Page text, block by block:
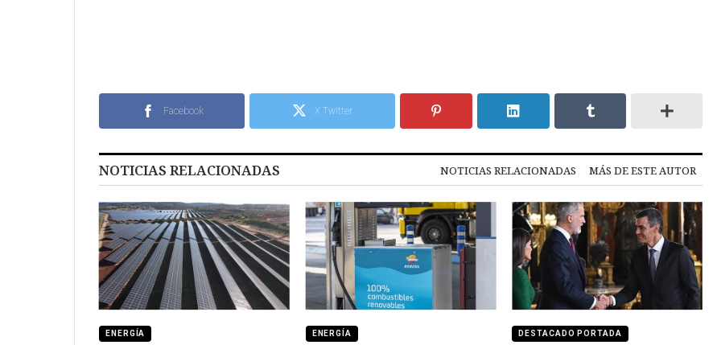
Facebook X Twitter
NOTICIAS RELACIONADAS NOTICIAS RELACIONADAS MÁS DE ESTE AUTOR
ENERGÍA ENERGÍA DESTACADO PORTADA